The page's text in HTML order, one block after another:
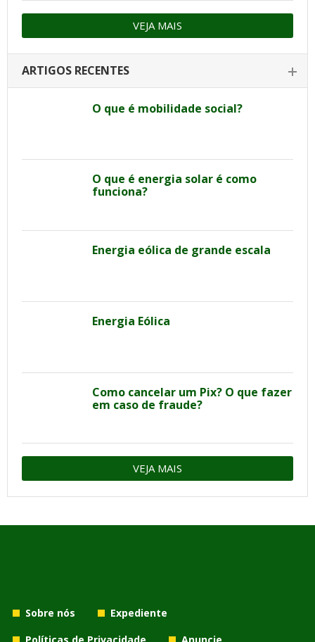
VEJA MAIS
ARTIGOS RECENTES
O que é mobilidade social?
O que é energia solar é como
funciona?
Energia eólica de grande escala
Energia Eólica
Como cancelar um Pix? O que fazer
em caso de fraude?
VEJA MAIS
Sobre nós
Expediente